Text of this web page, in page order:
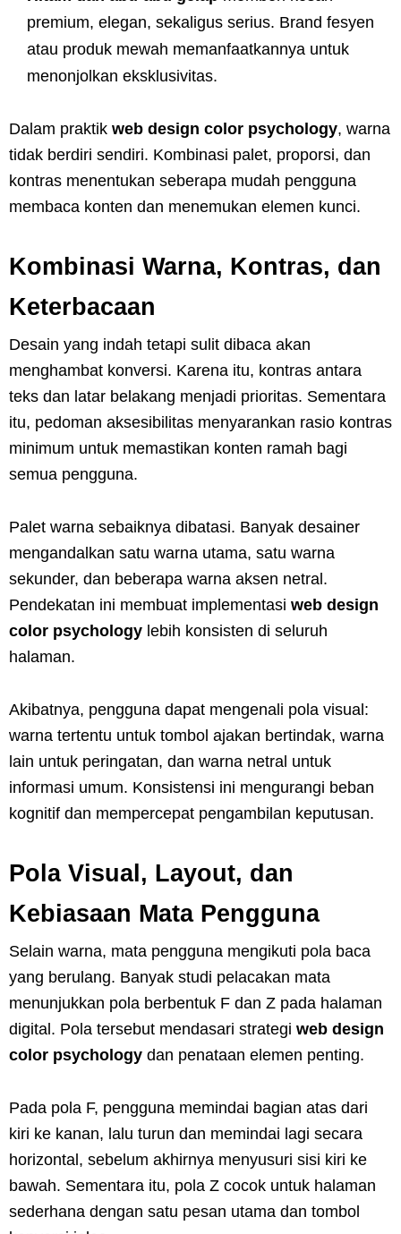
premium, elegan, sekaligus serius. Brand fesyen
atau produk mewah memanfaatkannya untuk
menonjolkan eksklusivitas.
Dalam praktik web design color psychology, warna
tidak berdiri sendiri. Kombinasi palet, proporsi, dan
kontras menentukan seberapa mudah pengguna
membaca konten dan menemukan elemen kunci.
Kombinasi Warna, Kontras, dan
Keterbacaan
Desain yang indah tetapi sulit dibaca akan
menghambat konversi. Karena itu, kontras antara
teks dan latar belakang menjadi prioritas. Sementara
itu, pedoman aksesibilitas menyarankan rasio kontras
minimum untuk memastikan konten ramah bagi
semua pengguna.
Palet warna sebaiknya dibatasi. Banyak desainer
mengandalkan satu warna utama, satu warna
sekunder, dan beberapa warna aksen netral.
Pendekatan ini membuat implementasi web design
color psychology lebih konsisten di seluruh
halaman.
Akibatnya, pengguna dapat mengenali pola visual:
warna tertentu untuk tombol ajakan bertindak, warna
lain untuk peringatan, dan warna netral untuk
informasi umum. Konsistensi ini mengurangi beban
kognitif dan mempercepat pengambilan keputusan.
Pola Visual, Layout, dan
Kebiasaan Mata Pengguna
Selain warna, mata pengguna mengikuti pola baca
yang berulang. Banyak studi pelacakan mata
menunjukkan pola berbentuk F dan Z pada halaman
digital. Pola tersebut mendasari strategi web design
color psychology dan penataan elemen penting.
Pada pola F, pengguna memindai bagian atas dari
kiri ke kanan, lalu turun dan memindai lagi secara
horizontal, sebelum akhirnya menyusuri sisi kiri ke
bawah. Sementara itu, pola Z cocok untuk halaman
sederhana dengan satu pesan utama dan tombol